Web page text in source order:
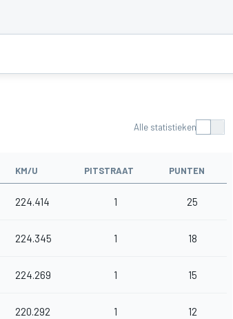
Alle statistieken
KM/U PITSTRAAT PUNTEN
224.414 1 25
224.345 1 18
224.269 1 15
220.292 1 12